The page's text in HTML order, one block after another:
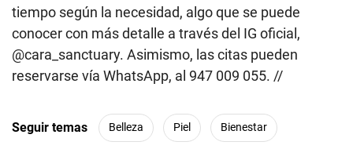
tiempo según la necesidad, algo que se puede
conocer con más detalle a través del IG oficial,
@cara_sanctuary. Asimismo, las citas pueden
reservarse vía WhatsApp, al 947 009 055. //
Seguir temas Belleza Piel Bienestar